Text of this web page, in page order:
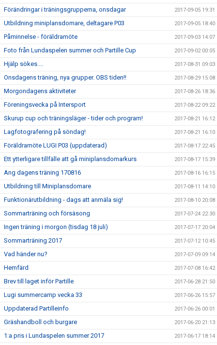
Förändringar i träningsgrupperna, onsdagar 2017-09-05 19:31
Utbildning miniplansdomare, deltagare P03 2017-09-05 18:40
Påminnelse - föräldramöte 2017-09-03 14:07
Foto från Lundaspelen summer och Partille Cup 2017-09-02 00:05
Hjälp sökes.... 2017-08-31 09:03
Onsdagens träning, nya grupper. OBS tiden!! 2017-08-29 15:08
Morgondagens aktiviteter 2017-08-26 18:36
Föreningsvecka på Intersport 2017-08-22 09:22
Skurup cup och träningsläger - tider och program! 2017-08-21 16:12
Lagfotografering på söndag! 2017-08-21 16:10
Föräldramöte LUGI P03 (uppdaterad) 2017-08-17 22:45
Ett ytterligare tillfälle att gå miniplansdomarkurs 2017-08-17 15:39
Ang dagens träning 170816 2017-08-16 16:15
Utbildning till Miniplansdomare 2017-08-11 14:10
Funktionärutbildning - dags att anmäla sig! 2017-08-10 20:08
Sommarträning och försäsong 2017-07-24 22:30
Ingen träning i morgon (tisdag 18 juli) 2017-07-17 20:04
Sommarträning 2017 2017-07-12 10:45
Vad händer nu? 2017-07-09 09:14
Hemfärd 2017-07-08 16:42
Brev till laget inför Partille 2017-06-28 21:50
Lugi summercamp vecka 33 2017-06-26 15:57
Uppdaterad Partilleinfo 2017-06-26 00:01
Gräshandboll och burgare 2017-06-20 21:13
1:a pris i Lundaspelen summer 2017 2017-06-17 18:14